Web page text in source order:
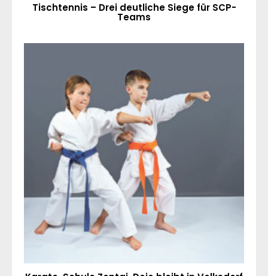
Tischtennis – Drei deutliche Siege für SCP-
Teams